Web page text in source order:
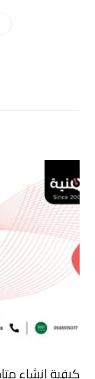
كيفية إنشاء